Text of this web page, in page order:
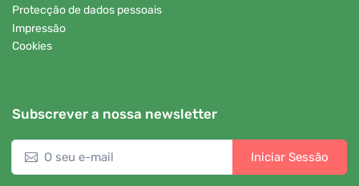
Protecção de dados pessoais
Impressão
Cookies
Subscrever a nossa newsletter
Iniciar Sessão